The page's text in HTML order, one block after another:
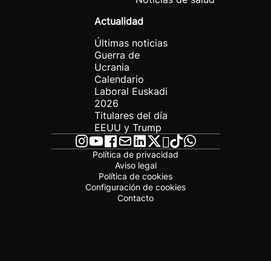
Actualidad
Últimas noticias
Guerra de
Ucrania
Calendario
Laboral Euskadi
2026
Titulares del día
EEUU y Trump
Política de privacidad
Aviso legal
Política de cookies
Configuración de cookies
Contacto